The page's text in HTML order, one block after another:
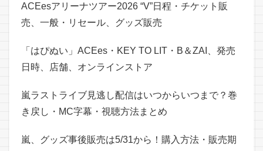
ACEesアリーナツアー2026 “V”日程・チケット販
売、一般・リセール、グッズ販売
「はぴぬい」ACEes・KEY TO LIT・B＆ZAI、発売
日時、店舗、オンラインストア
嵐ラストライブ見逃し配信はいつからいつまで？巻
き戻し・MC字幕・視聴方法まとめ
嵐、グッズ事後販売は5/31から！購入方法・販売期